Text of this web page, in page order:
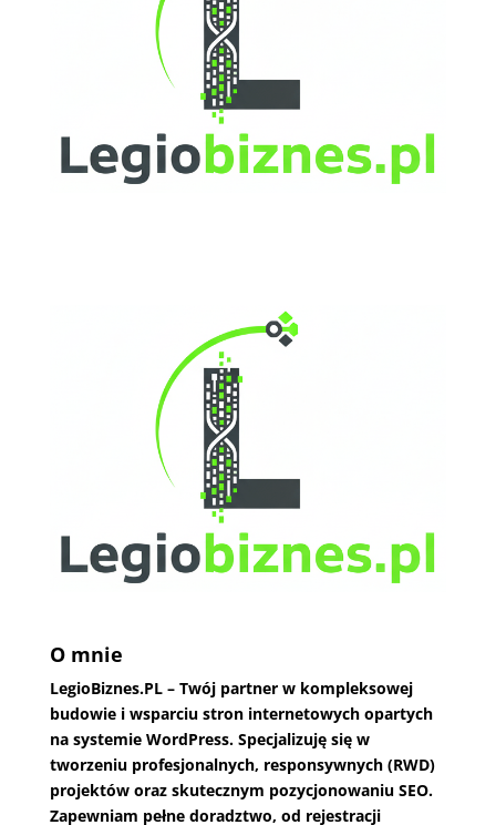
O mnie
LegioBiznes.PL– Twój partner w kompleksowej
budowie i wsparciu stron internetowych opartych
na systemie WordPress. Specjalizuję się w
tworzeniu profesjonalnych, responsywnych (RWD)
projektów oraz skutecznym pozycjonowaniu SEO.
Zapewniam pełne doradztwo, od rejestracji